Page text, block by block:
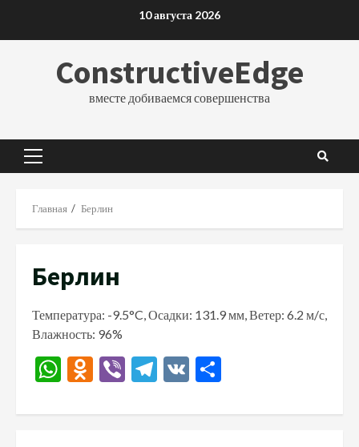
10 августа 2026
ConstructiveEdge
вместе добиваемся совершенства
Основное
Главная Берлин
Берлин
Температура: -9.5°C, Осадки: 131.9 мм, Ветер: 6.2 м/с,
Влажность: 96%
WhatsApp
Odnoklassniki
ViberTelegram
VK